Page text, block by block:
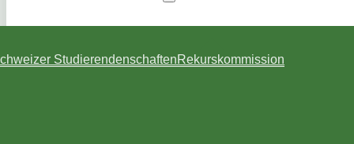
StudierendenschaftenRekurskommission